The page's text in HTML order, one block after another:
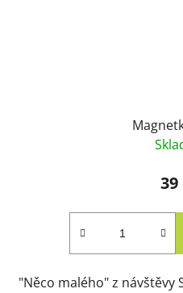
39
"Něco malého" z návštěvy